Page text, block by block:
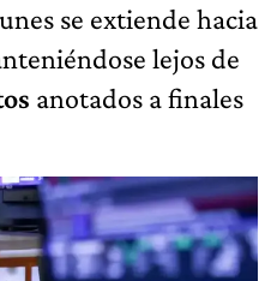
se extiende hacia
lejos de
anotados a finales